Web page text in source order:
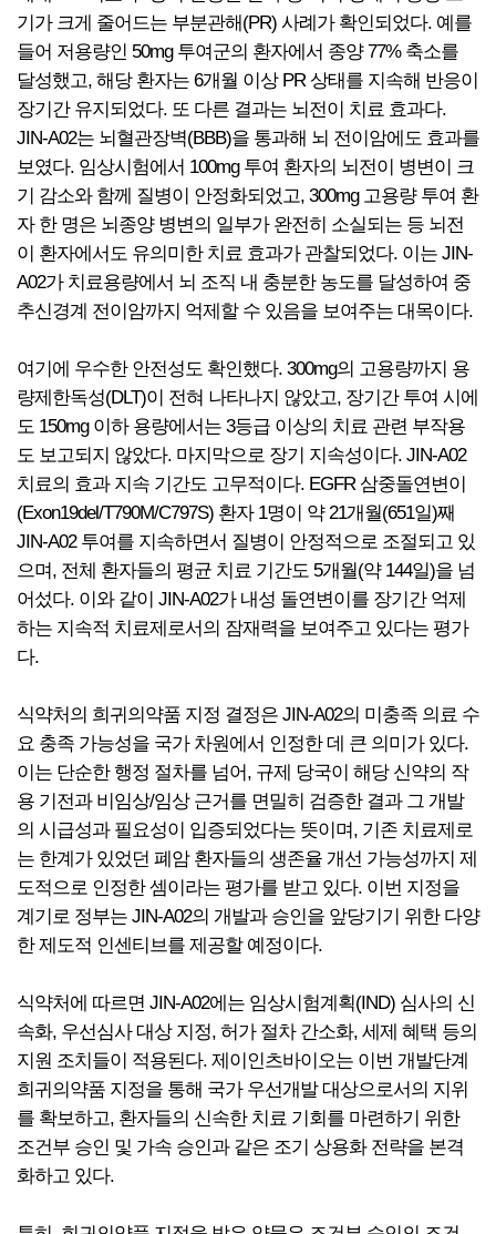
기가 크게 줄어드는 부분관해(PR) 사례가 확인되었다. 예를
들어 저용량인 50mg 투여군의 환자에서 종양 77% 축소를
달성했고, 해당 환자는 6개월 이상 PR 상태를 지속해 반응이
장기간 유지되었다. 또 다른 결과는 뇌전이 치료 효과다.
JIN-A02는 뇌혈관장벽(BBB)을 통과해 뇌 전이암에도 효과를
보였다. 임상시험에서 100mg 투여 환자의 뇌전이 병변이 크
기 감소와 함께 질병이 안정화되었고, 300mg 고용량 투여 환
자 한 명은 뇌종양 병변의 일부가 완전히 소실되는 등 뇌전
이 환자에서도 유의미한 치료 효과가 관찰되었다. 이는 JIN-
A02가 치료용량에서 뇌 조직 내 충분한 농도를 달성하여 중
추신경계 전이암까지 억제할 수 있음을 보여주는 대목이다.
여기에 우수한 안전성도 확인했다. 300mg의 고용량까지 용
량제한독성(DLT)이 전혀 나타나지 않았고, 장기간 투여 시에
도 150mg 이하 용량에서는 3등급 이상의 치료 관련 부작용
도 보고되지 않았다. 마지막으로 장기 지속성이다. JIN-A02
치료의 효과 지속 기간도 고무적이다. EGFR 삼중돌연변이
(Exon19del/T790M/C797S) 환자 1명이 약 21개월(651일)째
JIN-A02 투여를 지속하면서 질병이 안정적으로 조절되고 있
으며, 전체 환자들의 평균 치료 기간도 5개월(약 144일)을 넘
어섰다. 이와 같이 JIN-A02가 내성 돌연변이를 장기간 억제
하는 지속적 치료제로서의 잠재력을 보여주고 있다는 평가
다.
식약처의 희귀의약품 지정 결정은 JIN-A02의 미충족 의료 수
요 충족 가능성을 국가 차원에서 인정한 데 큰 의미가 있다.
이는 단순한 행정 절차를 넘어, 규제 당국이 해당 신약의 작
용 기전과 비임상/임상 근거를 면밀히 검증한 결과 그 개발
의 시급성과 필요성이 입증되었다는 뜻이며, 기존 치료제로
는 한계가 있었던 폐암 환자들의 생존율 개선 가능성까지 제
도적으로 인정한 셈이라는 평가를 받고 있다. 이번 지정을
계기로 정부는 JIN-A02의 개발과 승인을 앞당기기 위한 다양
한 제도적 인센티브를 제공할 예정이다.
식약처에 따르면 JIN-A02에는 임상시험계획(IND) 심사의 신
속화, 우선심사 대상 지정, 허가 절차 간소화, 세제 혜택 등의
지원 조치들이 적용된다. 제이인츠바이오는 이번 개발단계
희귀의약품 지정을 통해 국가 우선개발 대상으로서의 지위
를 확보하고, 환자들의 신속한 치료 기회를 마련하기 위한
조건부 승인 및 가속 승인과 같은 조기 상용화 전략을 본격
화하고 있다.